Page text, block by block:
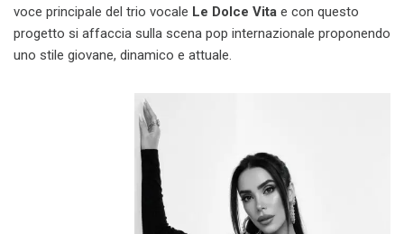
voce principale del trio vocale Le Dolce Vita e con questo
progetto si affaccia sulla scena pop internazionale proponendo
uno stile giovane, dinamico e attuale.